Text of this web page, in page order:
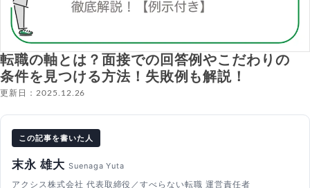
転職の軸とは？面接での回答例やこだわりの
条件を見つける方法！失敗例も解説！
更新日：2025.12.26
この記事を書いた人
末永 雄大 Suenaga Yuta
アクシス株式会社 代表取締役／すべらない転職 運営責任者